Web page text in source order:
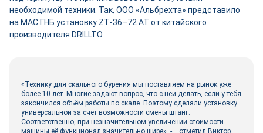
необходимой техники. Так, ООО «Альбрехта» представило
на МАС ГНБ установку ZT‑36–72 AT от китайского
производителя DRILLTO.
«Технику для скального бурения мы поставляем на рынок уже
более 10 лет. Многие задают вопрос, что с ней делать, если у тебя
закончился объём работы по скале. Поэтому сделали установку
универсальной за счёт возможности смены штанг.
Соответственно, при незначительном увеличении стоимости
машины её функционал значительно шире», -— отметил Виктор